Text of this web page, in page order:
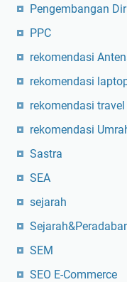
Pengembangan
PPC
rekomendasi
rekomendasi
rekomendasi travel
rekomendasi
Sastra
SEA
sejarah
SEM
SEO E-Commerce